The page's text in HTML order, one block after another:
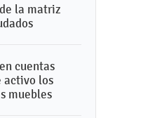
la matriz
cuentas
activo los
muebles